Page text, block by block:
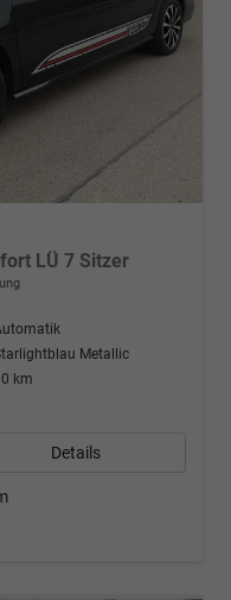
LÜ 7 Sitzer
Metallic
km
Details